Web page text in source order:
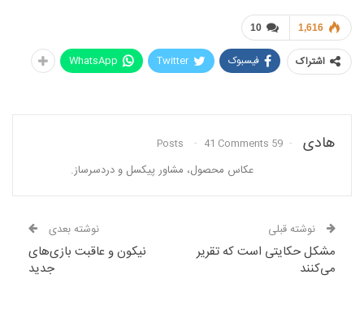
10 1,616
اشتراک فیسبوک Twitter
WhatsApp
هادی 59 Posts
41 Comments
عکاس محصول، مشاور پیکسل و دردسرساز.
نوشته قبلی
مشکل حکایتی است که تقریر
می‌کنند
نوشته بعدی
نیکون و عاقبت بازی‌های
جدید